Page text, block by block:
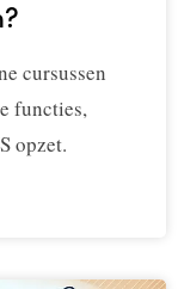
cursussen
functies,
opzet.